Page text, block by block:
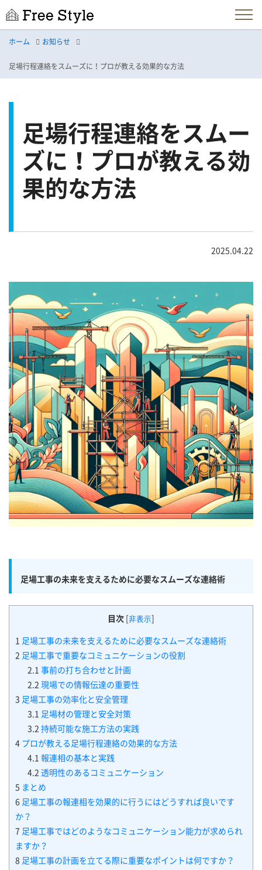
ホーム お知らせ
足場行程連絡をスムーズに！プロが教える効果的な方法
足場行程連絡をスムー
ズに！プロが教える効
果的な方法
2025.04.22
足場工事の未来を支えるために必要なスムーズな連絡術
目次 非表示
1
足場工事の未来を支えるために必要なスムーズな連絡術
2 足場工事で重要なコミュニケーションの役割
2.1 事前の打ち合わせと計画
2.2 現場での情報伝達の重要性
3 足場工事の効率化と安全管理
3.1
足場材の管理と安全対策
3.2 持続可能な施工方法の実践
4 プロが教える足場行程連絡の効果的な方法
4.1 報連相の基本と実践
4.2 透明性のあるコミュニケーション
5 まとめ
6 足場工事の報連相を効果的に行うにはどうすれば良いです
か？
7 足場工事ではどのようなコミュニケーション能力が求められ
ますか？
8 足場工事の計画を立てる際に重要なポイントは何ですか？